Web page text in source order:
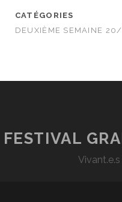
CATÉGORIES
DEUXIÈME SEMAINE
FESTIVAL